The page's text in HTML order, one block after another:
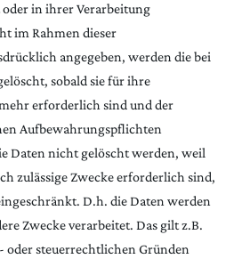
oder in ihrer Verarbeitung
im Rahmen dieser
angegeben, werden die bei
sobald sie für ihre
erforderlich sind und der
Aufbewahrungspflichten
Daten nicht gelöscht werden, weil
zulässige Zwecke erforderlich sind,
D.h. die Daten werden
Zwecke verarbeitet. Das gilt z.B.
oder steuerrechtlichen Gründen